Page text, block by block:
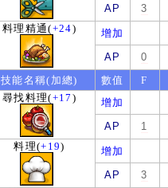
AP
3
料理精通(+24)
增加
AP
0
技能名稱(加總)
數值
F
尋找料理(+17 )
增加
AP
1
料理(+19)
增加
AP
3